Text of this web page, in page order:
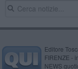
Editore
FIRENZE -
NEWS